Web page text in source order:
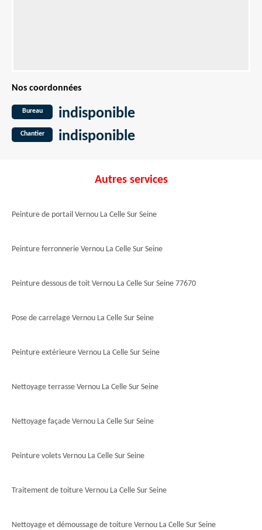
Nos coordonnées
Bureau indisponible
Chantier indisponible
Autres services
Peinture de portail Vernou La Celle Sur Seine
Peinture ferronnerie Vernou La Celle Sur Seine
Peinture dessous de toit Vernou La Celle Sur Seine 77670
Pose de carrelage Vernou La Celle Sur Seine
Peinture extérieure Vernou La Celle Sur Seine
Nettoyage terrasse Vernou La Celle Sur Seine
Nettoyage façade Vernou La Celle Sur Seine
Peinture volets Vernou La Celle Sur Seine
Traitement de toiture Vernou La Celle Sur Seine
Nettoyage et démoussage de toiture Vernou La Celle Sur Seine